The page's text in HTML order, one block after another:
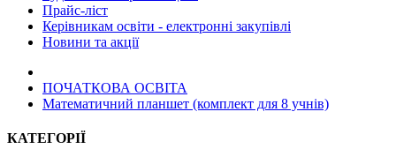
Прайс-ліст
Керівникам освіти - електронні закупівлі
Новини та акції
ПОЧАТКОВА ОСВIТА
Математичний планшет (комплект для 8 учнів)
КАТЕГОРІЇ